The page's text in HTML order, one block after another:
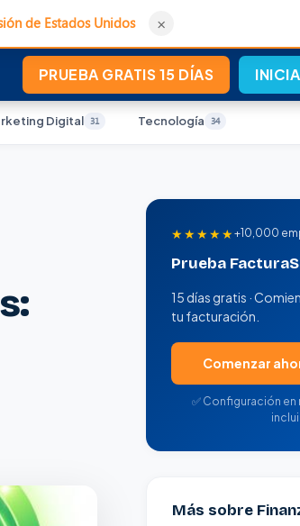
de Estados Unidos ×
PRUEBA GRATIS 15 DÍAS
Digital 31 Tecnología 34
★★★★★+10,000
Prueba
15 días gratis ·
tu facturación.
Comenzar
✅ Configuración en
Más sobre